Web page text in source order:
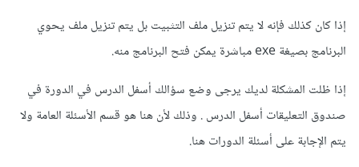
إذا كان كذلك فإنه لا يتم تنزيل ملف التثبيت بل يتم تنزيل ملف يحوي
البرنامج بصيغة exe مباشرة يمكن فتح البرنامج منه.
إذا ظلت المشكلة لديك يرجى وضع سؤالك أسفل الدرس في الدورة في
صندوق التعليقات أسفل الدرس . وذلك لأن هنا هو قسم الأسئلة العامة ولا
يتم الإجابة على أسئلة الدورات هنا.